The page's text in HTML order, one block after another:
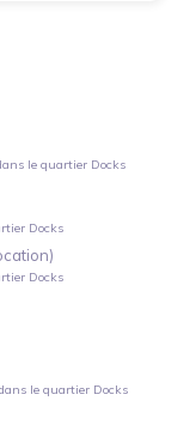
le quartier Docks
Docks
Docks
le quartier Docks